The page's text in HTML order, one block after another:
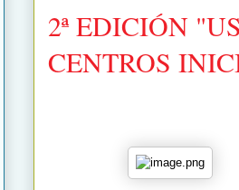
2ª EDICIÓN
CENTROS